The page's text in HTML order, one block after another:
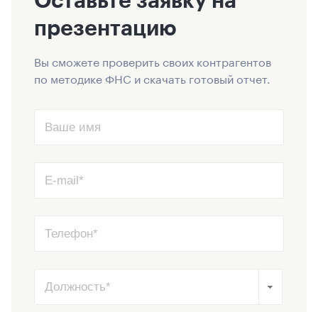
презентацию
Вы сможете проверить своих контрагентов
по методике ФНС и скачать готовый отчет.